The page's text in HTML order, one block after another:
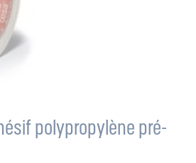
polypropylène pré-